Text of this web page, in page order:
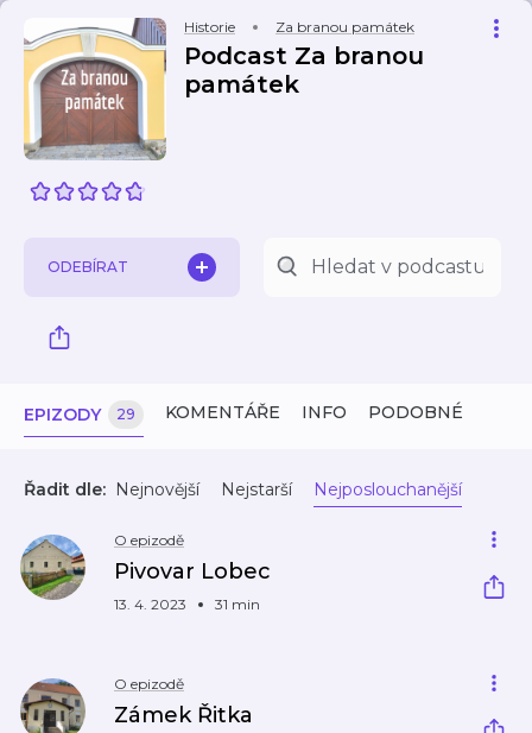
Historie Za branou památek
Podcast Za branou
památek
ODEBÍRAT
EPIZODY 29 KOMENTÁŘE INFO PODOBNÉ
Řadit dle: Nejnovější Nejstarší Nejposlouchanější
O epizodě
Pivovar Lobec
13. 4. 2023 31 min
O epizodě
Zámek Řitka